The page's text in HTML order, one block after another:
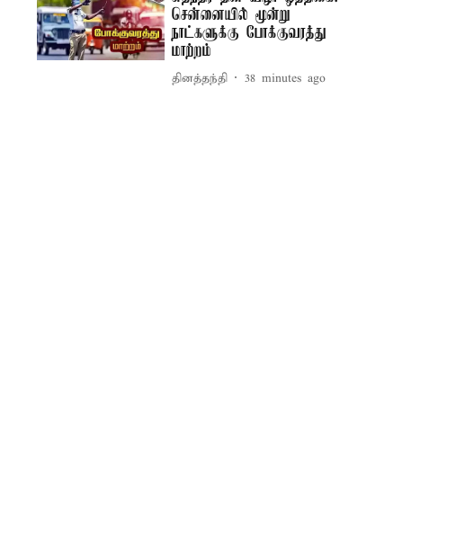
சென்னையில் மூன்று
நாட்களுக்கு போக்குவரத்து
மாற்றம்
தினத்தந்தி 38 minutes ago